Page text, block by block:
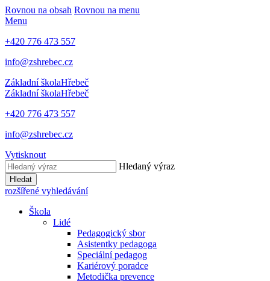
Rovnou na obsah Rovnou na menu
Menu
+420 776 473 557
info@zshrebec.cz
Základní školaHřebeč
Základní školaHřebeč
+420 776 473 557
info@zshrebec.cz
Vytisknout
Hledaný výraz
Hledat
rozšířené vyhledávání
Škola
Lidé
Pedagogický sbor
Asistentky pedagoga
Speciální pedagog
Kariérový poradce
Metodička prevence